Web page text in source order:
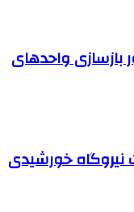
بازسازی واحدهای
خورشیدی